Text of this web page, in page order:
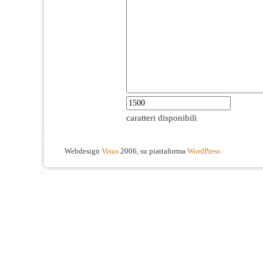
caratteri disponibili
Webdesign Visus 2006, su piattaforma WordPress